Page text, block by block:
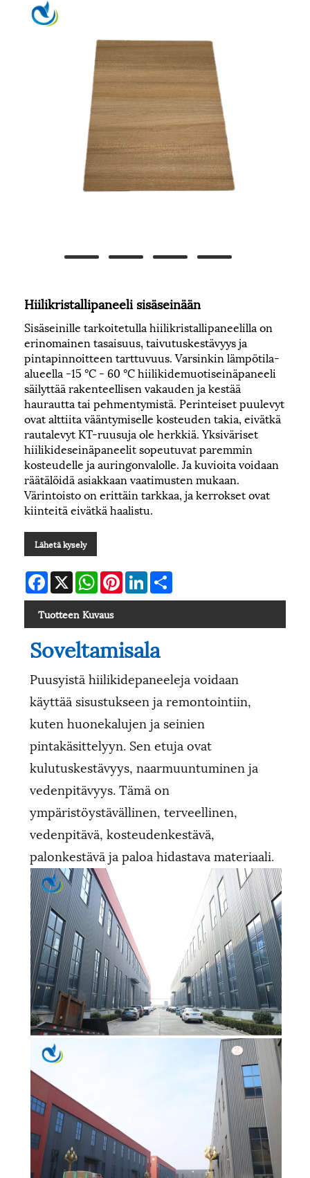
Hiilikristallipaneeli sisäseinään
Sisäseinille tarkoitetulla hiilikristallipaneelilla on
erinomainen tasaisuus, taivutuskestävyys ja
pintapinnoitteen tarttuvuus. Varsinkin lämpötila-
alueella -15 °C - 60 °C hiilikidemuotiseinäpaneeli
säilyttää rakenteellisen vakauden ja kestää
haurautta tai pehmentymistä. Perinteiset puulevyt
ovat alttiita vääntymiselle kosteuden takia, eivätkä
rautalevyt KT-ruusuja ole herkkiä. Yksiväriset
hiilikideseinäpaneelit sopeutuvat paremmin
kosteudelle ja auringonvalolle. Ja kuvioita voidaan
räätälöidä asiakkaan vaatimusten mukaan.
Värintoisto on erittäin tarkkaa, ja kerrokset ovat
kiinteitä eivätkä haalistu.
Lähetä kysely
Facebook
X WhatsAppPinterestLinkedIn
Tuotteen Kuvaus
Soveltamisala
Puusyistä hiilikidepaneeleja voidaan
käyttää sisustukseen ja remontointiin,
kuten huonekalujen ja seinien
pintakäsittelyyn. Sen etuja ovat
kulutuskestävyys, naarmuuntuminen ja
vedenpitävyys. Tämä on
ympäristöystävällinen, terveellinen,
vedenpitävä, kosteudenkestävä,
palonkestävä ja paloa hidastava materiaali.